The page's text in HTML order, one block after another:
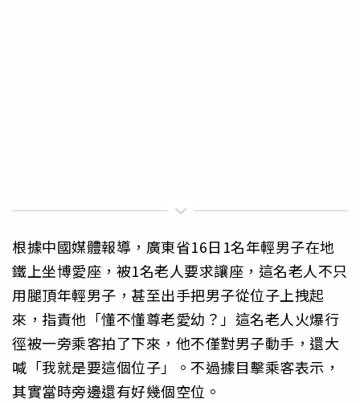
根據中國媒體報導，廣東省16日1名年輕男子在地
鐵上坐博愛座，被1名老人要求讓座，這名老人不只
用腿頂年輕男子，甚至出手把男子從位子上拽起
來，指責他「懂不懂尊老愛幼？」這名老人火爆行
徑被一旁乘客拍了下來，他不僅對男子動手，還大
喊「我就是要這個位子」。不過據目擊乘客表示，
其實當時旁邊還有好幾個空位。